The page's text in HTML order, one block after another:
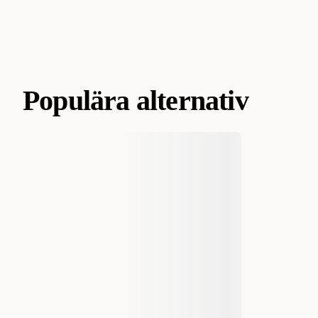
Populära alternativ